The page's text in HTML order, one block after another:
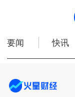
要闻 快讯